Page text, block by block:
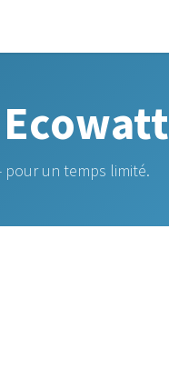
un temps limité.